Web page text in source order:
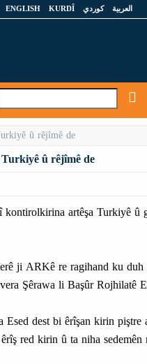
العربية كوردي KURDÎ
ENGLISH
û rêjîmê de
artêşa Turkiyê û
ji ARKê re ragihand ku
Şêrawa li Başûr Rojhilatê
Esed dest bi êrîşan kirin
red kirin û ta niha